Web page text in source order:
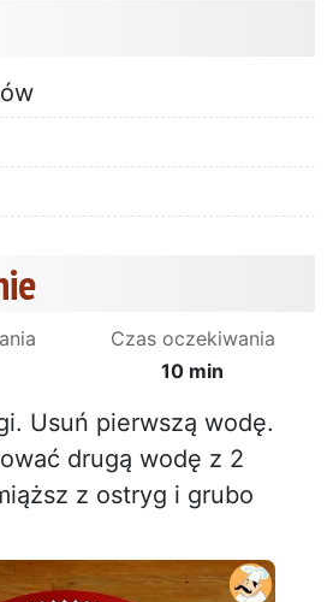
Czas oczekiwania
10 min
Usuń pierwszą wodę.
drugą wodę z 2
z ostryg i grubo